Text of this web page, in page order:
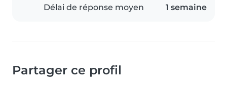
Délai de réponse moyen 1 semaine
Partager ce profil